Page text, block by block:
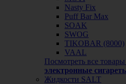
Nasty Fix
Puff Bar Max
SOAK
SWOG
TIKOBAR (8000)
VAAL
Посмотреть все товары
электронные
Жидкости SALT